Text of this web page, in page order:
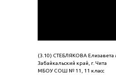
(3.10) СТЕБЛЯКОВА Елизавета
Забайкальский край, г. Чита
МБОУ СОШ № 11, 11 класс